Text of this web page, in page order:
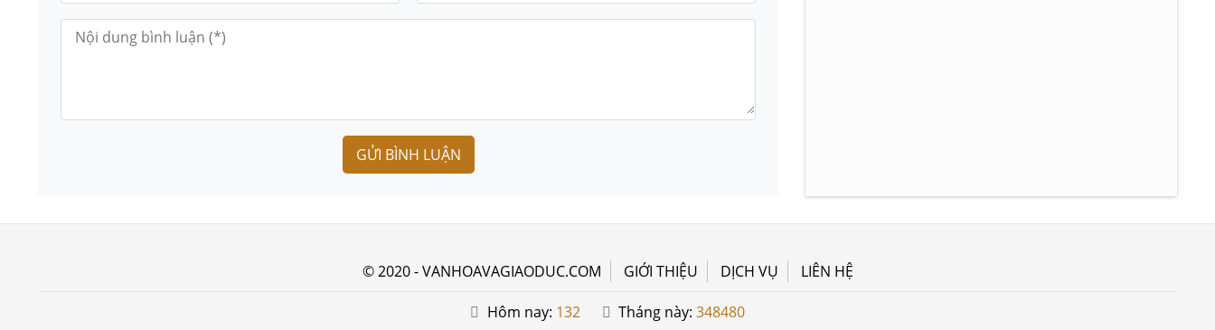
GỬI BÌNH LUẬN
© 2020 - VANHOAVAGIAODUC.COM GIỚI THIỆU DỊCH VỤ LIÊN HỆ
Hôm nay: 132 Tháng này:348480